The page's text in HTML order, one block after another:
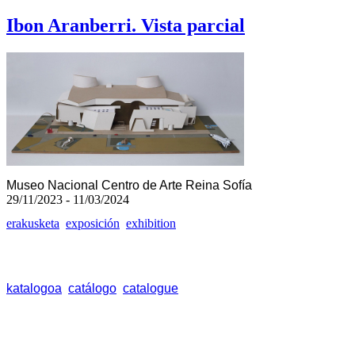
Ibon Aranberri. Vista parcial
Museo Nacional Centro de Arte Reina Sofía
29/11/2023 - 11/03/2024
erakusketa exposición exhibition
katalogoa catálogo catalogue